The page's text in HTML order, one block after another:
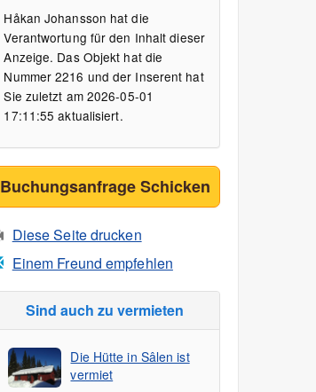
Håkan Johansson hat die
Verantwortung für den Inhalt dieser
Anzeige. Das Objekt hat die
Nummer 2216 und der Inserent hat
Sie zuletzt am 2026-05-01
17:11:55 aktualisiert.
Buchungsanfrage Schicken
Diese Seite drucken
Einem Freund empfehlen
Sind auch zu vermieten
Die Hütte in Sâlen ist
vermiet